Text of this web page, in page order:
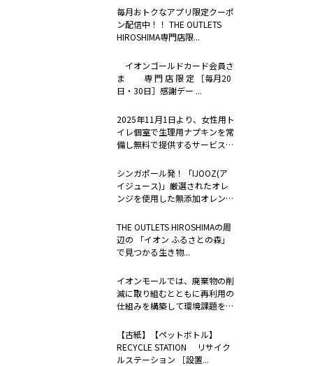
毎月おトクなアプリ限定クーポ
ン配信中！！ THE OUTLETS
HIROSHIMA専門店限...
イオンゴールドカード会員さ
ま 専 門 店 限 定 ［毎月20
日・30日］感謝デー ...
2025年11月1日より、女性用ト
イレ個室で生理用ナプキンを常
備し無料で提供するサービス
シンガポール発！「IJOOZ(ア
イジュース)」厳選されたオレ
ンジを使用した無添加オレンジ
THE OUTLETS HIROSHIMAの周
辺の 「イオン ふるさとの森」
で見つかる生き物...
イオンモールでは、廃棄物の削
減に取り組むとともに再利用の
仕組みを構築して環境課題を解
【古紙】【ペットボトル】
RECYCLE STATION リサイク
ルステーション ［設置...